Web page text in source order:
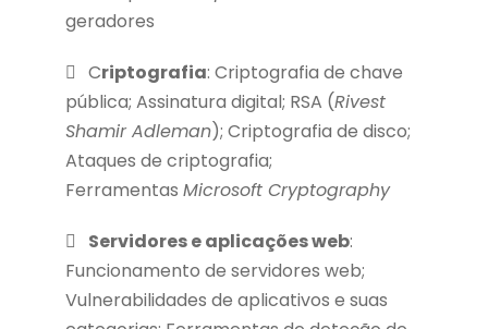
geradores
Criptografia: Criptografia de chave
pública; Assinatura digital; RSA (Rivest
Shamir Adleman); Criptografia de disco;
Ataques de criptografia;
Ferramentas Microsoft Cryptography
Servidores e aplicações web:
Funcionamento de servidores web;
Vulnerabilidades de aplicativos e suas